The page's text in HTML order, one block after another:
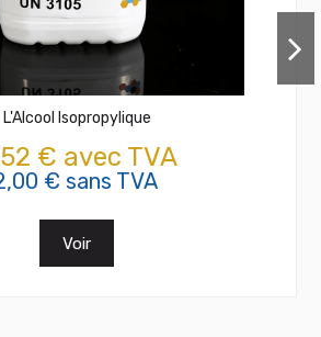
L'Alcool Isopropylique
€ avec TVA
€ sans TVA
Voir